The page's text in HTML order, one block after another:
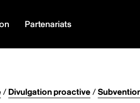
Partenariats
/ Divulgation proactive/